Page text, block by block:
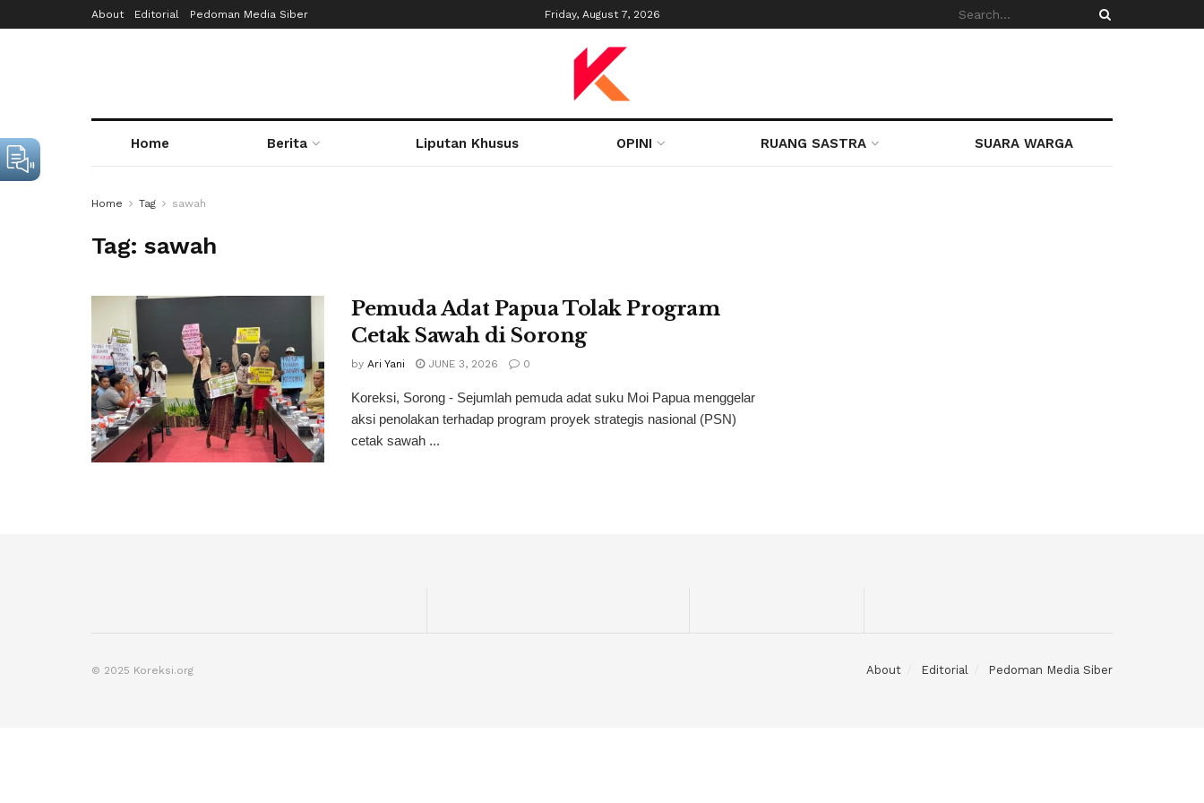
About Editorial Pedoman Media Siber Friday, August 7, 2026
Home Berita Liputan Khusus OPINI RUANG SASTRA SUARA WARGA
Home Tag sawah
Tag:sawah
Pemuda Adat Papua Tolak Program
Cetak Sawah di Sorong
by Ari Yani JUNE 3, 2026 0
Koreksi, Sorong - Sejumlah pemuda adat suku Moi Papua menggelar
aksi penolakan terhadap program proyek strategis nasional (PSN)
cetak sawah ...
About Editorial Pedoman Media Siber
© 2025 Koreksi.org